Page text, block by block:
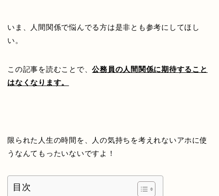
いま、人間関係で悩んでる方は是非とも参考にしてほし
い。
この記事を読むことで、公務員の人間関係に期待すること
はなくなります。
限られた人生の時間を、人の気持ちを考えれないアホに使
うなんてもったいないですよ！
目次